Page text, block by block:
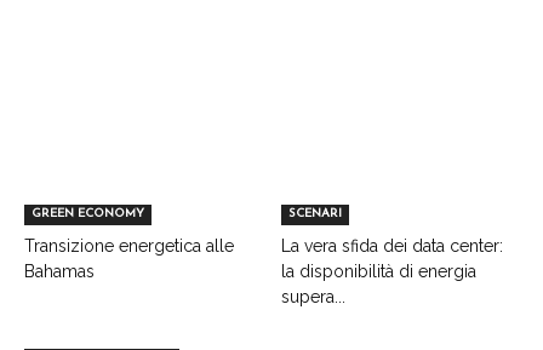
GREEN ECONOMY
Transizione energetica alle
Bahamas
SCENARI
La vera sfida dei data center:
la disponibilità di energia
supera...